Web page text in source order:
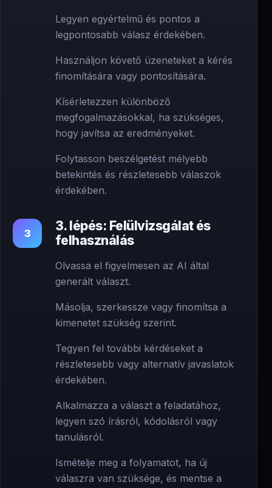
Legyen egyértelmű és pontos a
legpontosabb válasz érdekében.
Használjon követő üzeneteket a kérés
finomítására vagy pontosítására.
Kísérletezzen különböző
megfogalmazásokkal, ha szükséges,
hogy javítsa az eredményeket.
Folytasson beszélgetést mélyebb
betekintés és részletesebb válaszok
érdekében.
3
3. lépés: Felülvizsgálat és
felhasználás
Olvassa el figyelmesen az AI által
generált választ.
Másolja, szerkessze vagy finomítsa a
kimenetet szükség szerint.
Tegyen fel további kérdéseket a
részletesebb vagy alternatív javaslatok
érdekében.
Alkalmazza a választ a feladatához,
legyen szó írásról, kódolásról vagy
tanulásról.
Ismételje meg a folyamatot, ha új
válaszra van szüksége, és mentse a